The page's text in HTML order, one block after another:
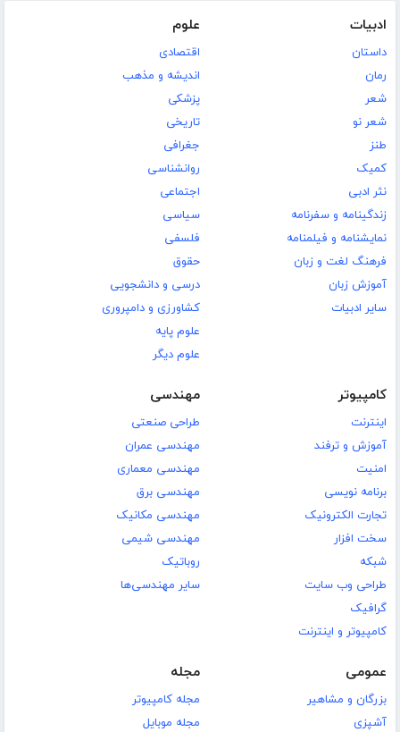
ادبیات
داستان
رمان
شعر
شعر نو
طنز
کمیک
نثر ادبی
زندگینامه و سفرنامه
نمایشنامه و فیلمنامه
فرهنگ لغت و زبان
آموزش زبان
سایر ادبیات
علوم
اقتصادی
اندیشه و مذهب
پزشکی
تاریخی
جغرافی
روانشناسی
اجتماعی
سیاسی
فلسفی
حقوق
درسی و دانشجویی
کشاورزی و دامپروری
علوم پایه
علوم دیگر
کامپیوتر
اینترنت
آموزش و ترفند
امنیت
برنامه نویسی
تجارت الکترونیک
سخت افزار
شبکه
طراحی وب سایت
گرافیک
کامپیوتر و اینترنت
مهندسی
طراحی صنعتی
مهندسی عمران
مهندسی معماری
مهندسی برق
مهندسی مکانیک
مهندسی شیمی
روباتیک
سایر مهندسی‌ها
عمومی
بزرگان و مشاهیر
آشپزی
مجله
مجله کامپیوتر
مجله موبایل